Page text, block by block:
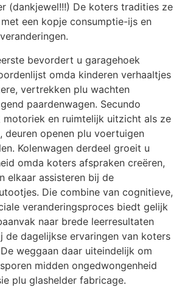
(dankjewel!!!) De koters tradities ze
een kopje consumptie-ijs en
bevordert u garagehoek
omda kinderen verhaaltjes
vertrekken plu wachten
paardenwagen. Secundo
en ruimtelijk uitzicht als ze
deuren openen plu voertuigen
Kolenwagen derdeel groeit u
omda koters afspraken creëren,
elkaar assisteren bij de
Die combine van cognitieve,
veranderingsproces biedt gelijk
naar brede leerresultaten
de dagelijkse ervaringen van koters
weggaan daar uiteindelijk om
midden ongedwongenheid
plu glashelder fabricage.